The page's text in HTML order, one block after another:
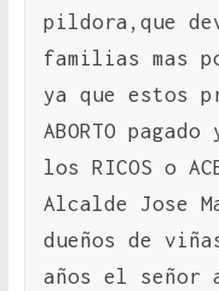
pildora,que
familias mas
ya que estos
ABORTO
los RICOS o
Alcalde Jose
dueños de
años el señor